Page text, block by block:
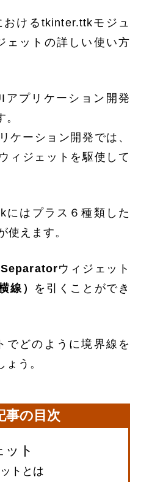
けるtkinter.ttkモジュ
ェットの詳しい使い方
アプリケーション開発
ケーション開発では、
ィジェットを駆使して
はプラス６種類した
使えます。
Separatorウィジェット
線） を引くことができ
でどのように境界線を
う。
事の目次
ット
トとは